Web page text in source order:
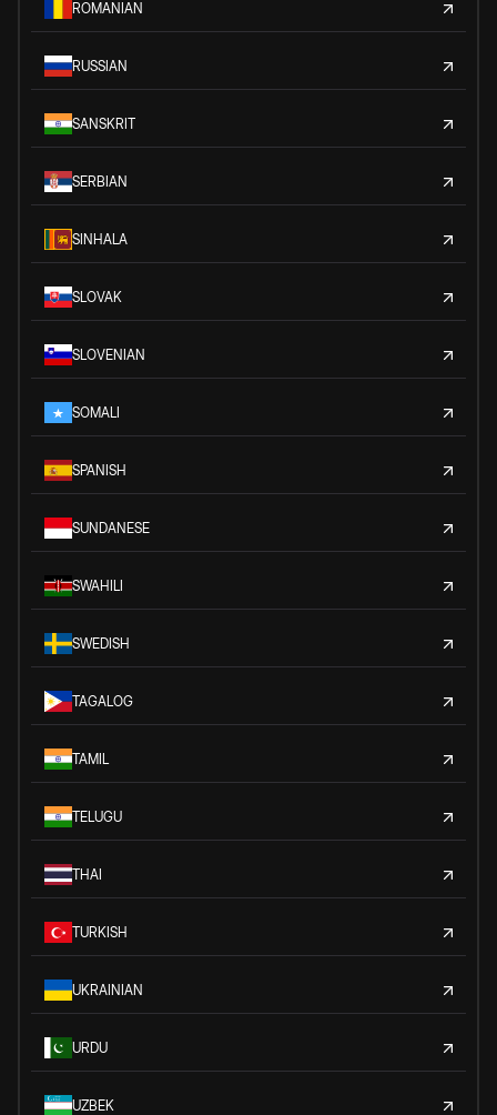
ROMANIAN
RUSSIAN
SANSKRIT
SERBIAN
SINHALA
SLOVAK
SLOVENIAN
SOMALI
SPANISH
SUNDANESE
SWAHILI
SWEDISH
TAGALOG
TAMIL
TELUGU
THAI
TURKISH
UKRAINIAN
URDU
UZBEK